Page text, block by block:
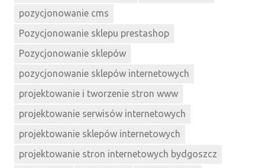
pozycjonowanie cms
Pozycjonowanie sklepu prestashop
Pozycjonowanie sklepów
pozycjonowanie sklepów internetowych
projektowanie i tworzenie stron www
projektowanie serwisów internetowych
projektowanie sklepów internetowych
projektowanie stron internetowych bydgoszcz